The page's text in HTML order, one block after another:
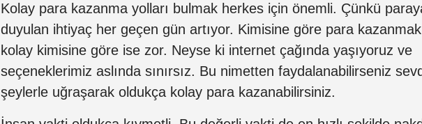
Kolay para kazanma yolları bulmak herkes için önemli. Çünkü
duyulan ihtiyaç her geçen gün artıyor. Kimisine göre para
kolay kimisine göre ise zor. Neyse ki internet çağında yaşıyoruz ve
seçeneklerimiz aslında sınırsız. Bu nimetten faydalanabilirseniz
şeylerle uğraşarak oldukça kolay para kazanabilirsiniz.